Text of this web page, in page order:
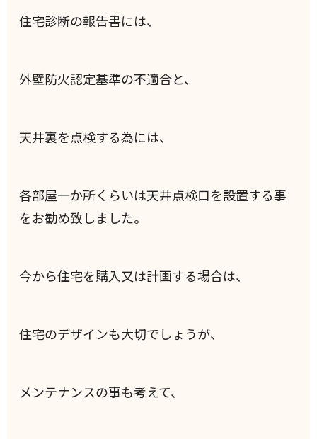
住宅診断の報告書には、
外壁防火認定基準の不適合と、
天井裏を点検する為には、
各部屋一か所くらいは天井点検口を設置する事
をお勧め致しました。
今から住宅を購入又は計画する場合は、
住宅のデザインも大切でしょうが、
メンテナンスの事も考えて、